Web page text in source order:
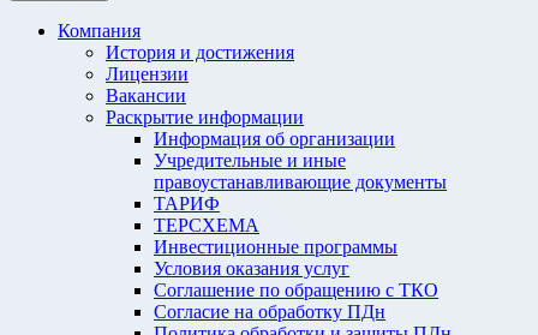
Компания
История и достижения
Лицензии
Вакансии
Раскрытие информации
Информация об организации
Учредительные и иные
правоустанавливающие документы
ТАРИФ
ТЕРСХЕМА
Инвестиционные программы
Условия оказания услуг
Соглашение по обращению с ТКО
Согласие на обработку ПДн